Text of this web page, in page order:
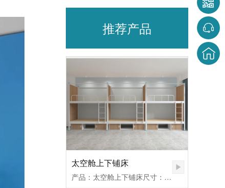
推荐产品
太空舱上下铺床
产品：太空舱上下铺床尺寸：5600*980*1700MM